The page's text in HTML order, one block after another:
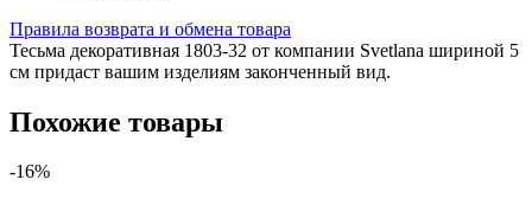
Правила возврата и обмена товара
Тесьма декоративная 1803-32 от компании Svetlana шириной 5
см придаст вашим изделиям законченный вид.
Похожие товары
-16%